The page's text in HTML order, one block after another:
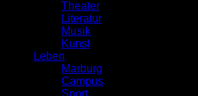
Theater
Literatur
Musik
Kunst
Leben
Marburg
Campus